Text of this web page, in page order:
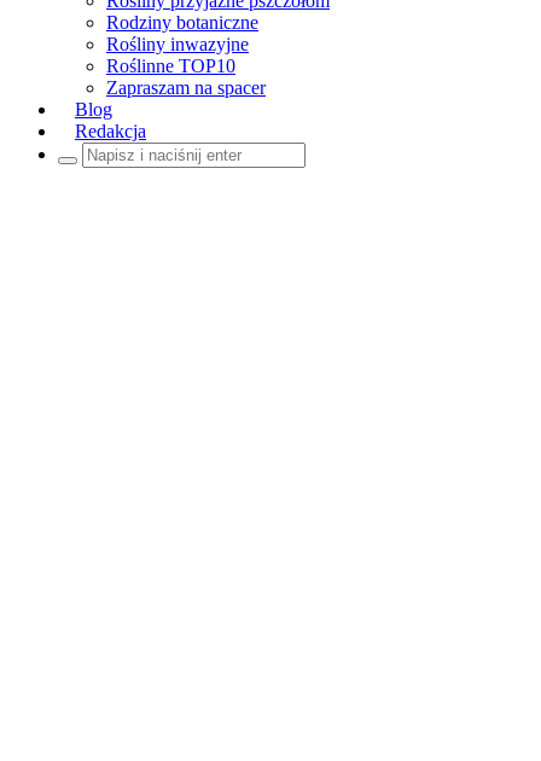
Rodziny botaniczne
Rośliny inwazyjne
Roślinne TOP10
Zapraszam na spacer
Blog
Redakcja
Szukaj: